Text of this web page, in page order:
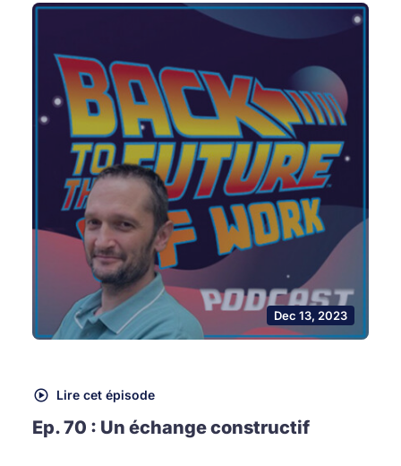
Dec 13, 2023
Lire cet épisode
Ep. 70 : Un échange constructif